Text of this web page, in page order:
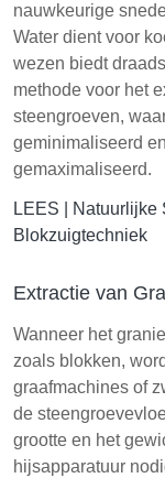
nauwkeurige
Water dient voor
wezen biedt
methode voor het
steengroeven,
geminimaliseerd
gemaximaliseerd.
LEES |
Natuurlijke
Blokzuigtechniek
Extractie van
Wanneer het
zoals blokken,
graafmachines of
de
grootte en het
hijsapparatuur